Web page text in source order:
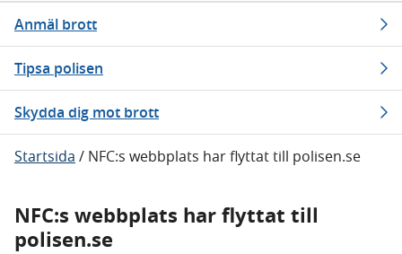
Anmäl brott
Tipsa polisen
Skydda dig mot brott
Startsida / NFC:s webbplats har flyttat till polisen.se
NFC:s webbplats har flyttat till
polisen.se